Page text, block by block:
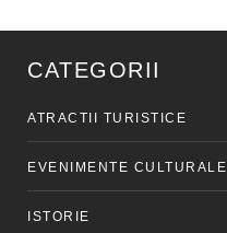
CATEGORII
ATRACTII TURISTICE
EVENIMENTE CULTURALE
ISTORIE